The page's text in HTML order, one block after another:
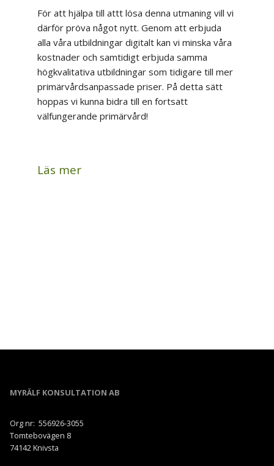
För att hjälpa till attt lösa denna utmaning vill vi
därför pröva något nytt. Genom att erbjuda
alla våra utbildningar digitalt kan vi minska våra
kostnader och samtidigt erbjuda samma
högkvalitativa utbildningar som tidigare till mer
primärvårdsanpassade priser. På detta sätt
hoppas vi kunna bidra till en fortsatt
välfungerande primärvård!
Läs mer
MYRÄLF KONSULTATION AB
Org nr: 556926-3055
Tomtebovägen 8
74142 Knivsta